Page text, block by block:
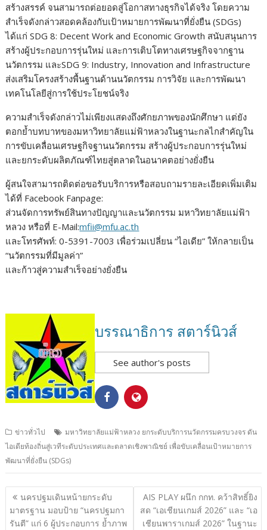
สร้างสรรค์ จนสามารถต่อยอดสู่โอกาสทางธุรกิจได้จริง โดยความ
สำเร็จดังกล่าวสอดคล้องกับเป้าหมายการพัฒนาที่ยั่งยืน (SDGs)
ได้แก่SDG 8: Decent Work and Economic Growth สนับสนุนการ
สร้างผู้ประกอบการรุ่นใหม่ และการเติบโตทางเศรษฐกิจจากฐาน
นวัตกรรม และSDG 9: Industry, Innovation and Infrastructure
ส่งเสริมโครงสร้างพื้นฐานด้านนวัตกรรม การวิจัย และการพัฒนา
เทคโนโลยีสู่การใช้ประโยชน์จริง
ความสำเร็จดังกล่าวไม่เพียงแสดงถึงศักยภาพของนักศึกษา แต่ยัง
ตอกย้ำบทบาทของมหาวิทยาลัยแม่ฟ้าหลวงในฐานะกลไกสำคัญใน
การขับเคลื่อนเศรษฐกิจฐานนวัตกรรม สร้างผู้ประกอบการรุ่นใหม่
และยกระดับผลิตภัณฑ์ไทยสู่ตลาดในอนาคตอย่างยั่งยืน
ผู้สนใจสามารถติดต่อขอรับบริการหรือสอบถามรายละเอียดเพิ่มเติม
ได้ที่ Facebook Fanpage:
ส่วนจัดการทรัพย์สินทางปัญญาและนวัตกรรม มหาวิทยาลัยแม่ฟ้า
หลวง หรือที่ E-Mail:mfii@mfu.ac.th
และโทรศัพท์: 0-5391-7003 เพื่อร่วมเปลี่ยน “ไอเดีย” ให้กลายเป็น
“นวัตกรรมที่มีมูลค่า”
และก้าวสู่ความสำเร็จอย่างยั่งยืน
บรรณาธิการ สตาร์นิวส์
See author's posts
ข่าวทั่วไป
มหาวิทยาลัยแม่ฟ้าหลวง ยกระดับบริการนวัตกรรมครบวงจร ดัน
ไอเดียท้องถิ่นสู่เวทีระดับประเทศและตลาดเชิงพาณิชย์ เพื่อขับเคลื่อนเป้าหมายการ
พัฒนาที่ยั่งยืน (SDGs)
แนะแนว
เรื่อง
นครปฐมเดินหน้ายกระดับ
มาตรฐาน มอบป้าย “นครปฐมกา
รันตี” แก่ 6 ผู้ประกอบการ ย้ำภาพ
AIS PLAY ผนึก กกท. คว้าสิทธิ์ยิง
สด “เอเชียนเกมส์ 2026” และ “เอ
เชียนพาราเกมส์ 2026” ในฐานะ